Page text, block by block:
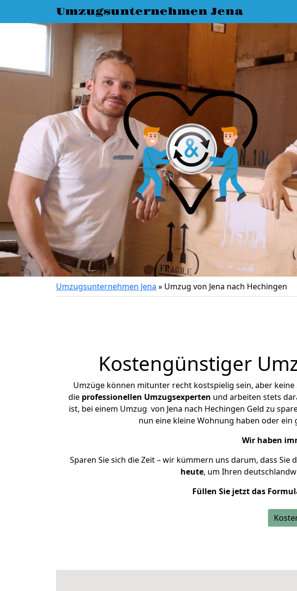
Umzugsunternehmen Jena
Umzugsunternehmen Jena » Umzug von Jena nach Hechingen
Kostengünstiger
Umzüge können mitunter recht kostspielig sein, aber
die professionellen Umzugsexperten und arbeiten stets
ist, bei einem Umzug von Jena nach Hechingen Geld zu
nun eine kleine Wohnung haben oder ein
Wir haben
Sparen Sie sich die Zeit – wir kümmern uns darum, dass Sie
heute, um Ihren
Füllen Sie jetzt das